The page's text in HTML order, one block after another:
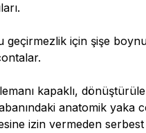
geçirmezlik için şişe
kapaklı,
anatomik yaka
izin vermeden